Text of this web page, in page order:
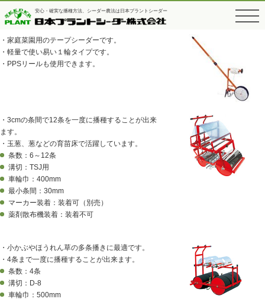
安心・確実な播種方法、シーダー農法は日本プラントシーダー
toggle
push_hand
・家庭菜園用のテープシーダーです。
・軽量で使い易い１輪タイプです。
・PPSリールも使用できます。
・3cmの条間で12条を一度に播種することが出来
ます。
・玉葱、葱などの育苗床で活躍しています。
条数：6～12条
溝切：TSJ用
車輪巾：400mm
最小条間：30mm
マーカー装着：装着可（別売）
薬剤散布機装着：装着不可
・小かぶやほうれん草の多条播きに最適です。
・4条まで一度に播種することが出来ます。
条数：4条
溝切：D-8
車輪巾：500mm